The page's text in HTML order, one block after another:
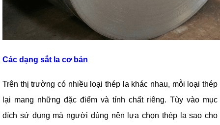
Các dạng sắt la cơ bản
Trên thị trường có nhiều loại thép la khác nhau, mỗi loại thép
lại mang những đặc điểm và tính chất riêng. Tùy vào mục
đích sử dụng mà người dùng nên lựa chọn thép la sao cho